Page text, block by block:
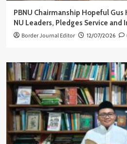
PBNU Chairmanship Hopeful Gus
NU Leaders, Pledges Service and
Border Journal Editor 12/07/2026